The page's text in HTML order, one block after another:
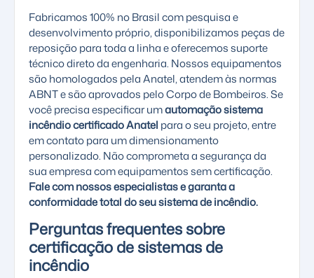
Fabricamos 100% no Brasil com pesquisa e
desenvolvimento próprio, disponibilizamos peças de
reposição para toda a linha e oferecemos suporte
técnico direto da engenharia. Nossos equipamentos
são homologados pela Anatel, atendem às normas
ABNT e são aprovados pelo Corpo de Bombeiros. Se
você precisa especificar umautomação sistema
incêndio certificado Anatel para o seu projeto, entre
em contato para um dimensionamento
personalizado. Não comprometa a segurança da
sua empresa com equipamentos sem certificação.
Fale com nossos especialistas e garanta a
conformidade total do seu sistema de incêndio.
Perguntas frequentes sobre
certificação de sistemas de
incêndio